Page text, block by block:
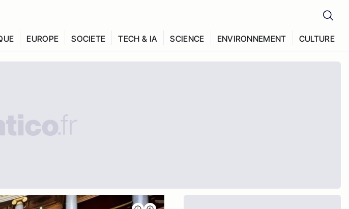
EUROPE SOCIETE TECH & IA SCIENCE ENVIRONNEMENT CULTURE